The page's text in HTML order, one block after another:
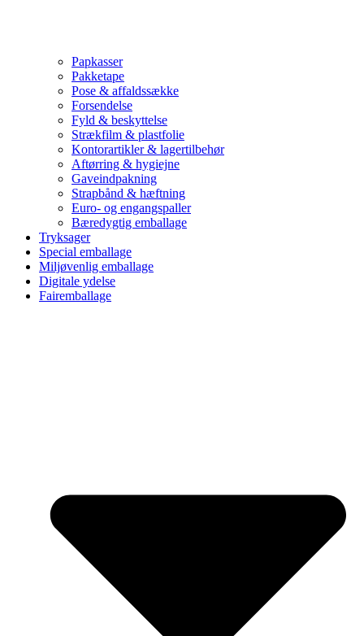
Papkasser
Pakketape
Pose & affaldssække
Forsendelse
Fyld & beskyttelse
Strækfilm & plastfolie
Kontorartikler & lagertilbehør
Aftørring & hygiejne
Gaveindpakning
Strapbånd & hæftning
Euro- og engangspaller
Bæredygtig emballage
Tryksager
Special emballage
Miljøvenlig emballage
Digitale ydelse
Fairemballage